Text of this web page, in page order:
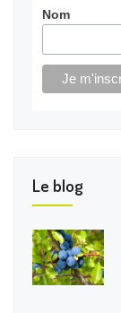
Nom
Le blog